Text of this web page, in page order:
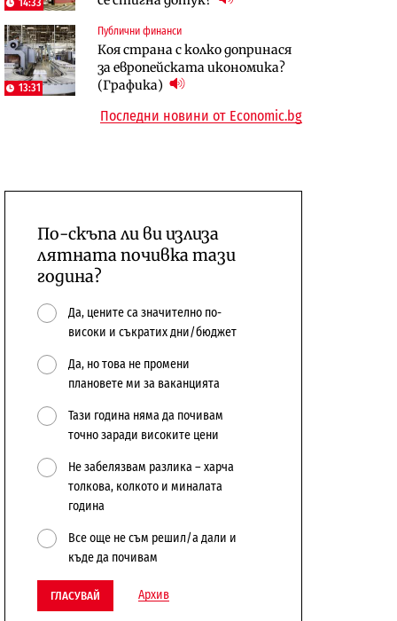
13:31
Публични финанси
Коя страна с колко допринася
за европейската икономика?
(Графика)
To:know
Последни дни с обозначаване на
цените в лева: Какво
Компании
А1 отново е лидер при
технологичните компании и
Последни новини от Economic.bg
По-скъпа ли ви излиза
лятната почивка тази
година?
Да, цените са значително по-
високи и съкратих дни/бюджет
Да, но това не промени
плановете ми за ваканцията
Тази година няма да почивам
точно заради високите цени
Не забелязвам разлика – харча
толкова, колкото и миналата
година
Все още не съм решил/а дали и
къде да почивам
ГЛАСУВАЙ Архив